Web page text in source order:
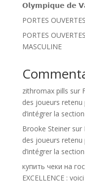
𝗢𝗹𝘆𝗺𝗽𝗶𝗾𝘂𝗲 𝗱𝗲
PORTES
PORTES
MASCULINE
zithromax pills sur
des joueurs
d’intégrer la
Brooke Steinersur
des joueurs
d’intégrer la
купить чеки на
EXCELLENCE :